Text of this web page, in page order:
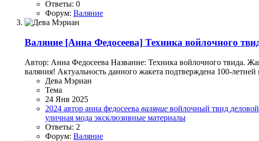
Ответы: 0
Форум: Валяние
Валяние [Анна Федосеева] Техника войлочного
Автор: Анна Федосеева Название: Техника войлочного твида.
валяния! Актуальность данного жакета подтверждена 100-
Дева Мэриан
Тема
24 Янв 2025
2024 автор анна федосеева валяние войлочный твид
уличная мода эксклюзивные материалы
Ответы: 2
Форум: Валяние